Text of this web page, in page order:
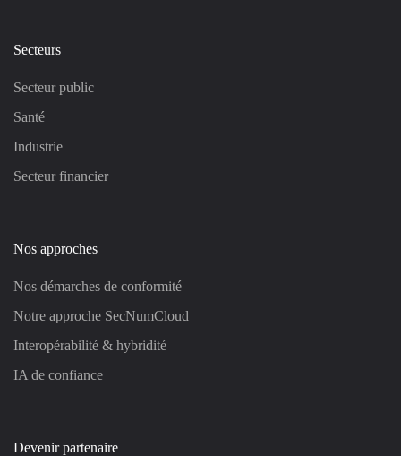
Secteurs
Secteur public
Santé
Industrie
Secteur financier
Nos approches
Nos démarches de conformité
Notre approche SecNumCloud
Interopérabilité & hybridité
IA de confiance
Devenir partenaire